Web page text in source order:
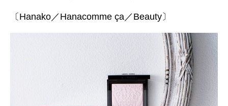
〔Hanako／Hanacomme ça／Beauty〕